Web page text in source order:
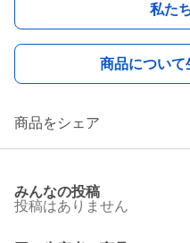
私た
商品について
商品をシェア
みんなの投稿
投稿はありません